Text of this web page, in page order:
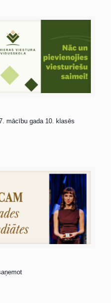
mācību gada 10. klasēs